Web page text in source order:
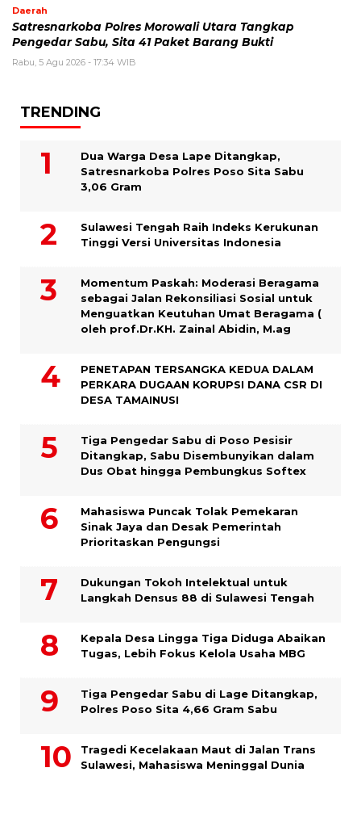
Daerah
Satresnarkoba Polres Morowali Utara Tangkap
Pengedar Sabu, Sita 41 Paket Barang Bukti
Rabu, 5 Agu 2026 - 17:34 WIB
TRENDING
Dua Warga Desa Lape Ditangkap,
Satresnarkoba Polres Poso Sita Sabu
3,06 Gram
Sulawesi Tengah Raih Indeks Kerukunan
Tinggi Versi Universitas Indonesia
Momentum Paskah: Moderasi Beragama
sebagai Jalan Rekonsiliasi Sosial untuk
Menguatkan Keutuhan Umat Beragama (
oleh prof.Dr.KH. Zainal Abidin, M.ag
PENETAPAN TERSANGKA KEDUA DALAM
PERKARA DUGAAN KORUPSI DANA CSR DI
DESA TAMAINUSI
Tiga Pengedar Sabu di Poso Pesisir
Ditangkap, Sabu Disembunyikan dalam
Dus Obat hingga Pembungkus Softex
Mahasiswa Puncak Tolak Pemekaran
Sinak Jaya dan Desak Pemerintah
Prioritaskan Pengungsi
Dukungan Tokoh Intelektual untuk
Langkah Densus 88 di Sulawesi Tengah
Kepala Desa Lingga Tiga Diduga Abaikan
Tugas, Lebih Fokus Kelola Usaha MBG
Tiga Pengedar Sabu di Lage Ditangkap,
Polres Poso Sita 4,66 Gram Sabu
Tragedi Kecelakaan Maut di Jalan Trans
Sulawesi, Mahasiswa Meninggal Dunia